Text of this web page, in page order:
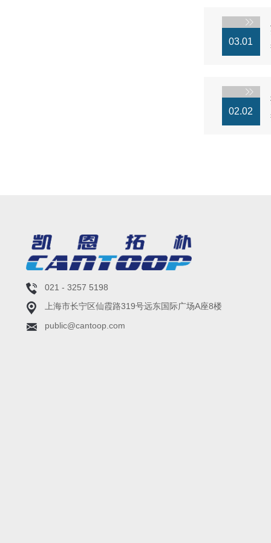
03.01
02.02
021 - 3257 5198
上海市长宁区仙霞路319号远东国际广场A座8楼
public@cantoop.com